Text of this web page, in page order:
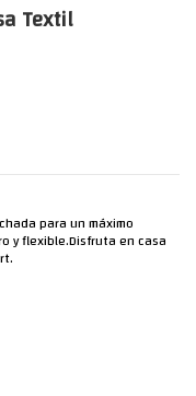
Textil
para un máximo
y flexible.Disfruta en casa